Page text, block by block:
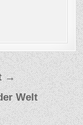
→
Welt